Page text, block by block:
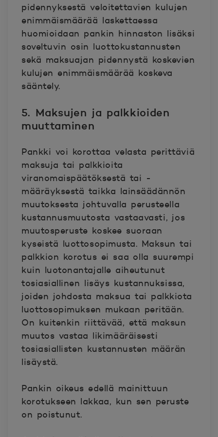
pidennyksestä veloitettavien kulujen
enimmäismäärää laskettaessa
huomioidaan pankin hinnaston lisäksi
soveltuvin osin luottokustannusten
sekä maksuajan pidennystä koskevien
kulujen enimmäismäärää koskeva
sääntely.
5. Maksujen ja palkkioiden
muuttaminen
Pankki voi korottaa velasta perittäviä
maksuja tai palkkioita
viranomaispäätöksestä tai -
määräyksestä taikka lainsäädännön
muutoksesta johtuvalla perusteella
kustannusmuutosta vastaavasti, jos
muutosperuste koskee suoraan
kyseistä luottosopimusta. Maksun tai
palkkion korotus ei saa olla suurempi
kuin luotonantajalle aiheutunut
tosiasiallinen lisäys kustannuksissa,
joiden johdosta maksua tai palkkiota
luottosopimuksen mukaan peritään.
On kuitenkin riittävää, että maksun
muutos vastaa likimääräisesti
tosiasiallisten kustannusten määrän
lisäystä.
Pankin oikeus edellä mainittuun
korotukseen lakkaa, kun sen peruste
on poistunut.